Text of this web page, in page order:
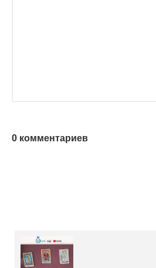
0 комментариев